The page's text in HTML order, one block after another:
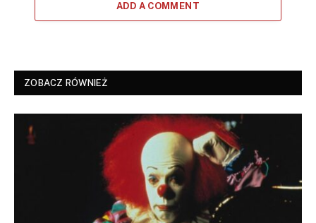
ADD A COMMENT
ZOBACZ RÓWNIEŻ